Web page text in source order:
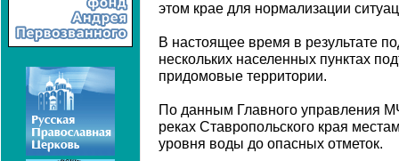
этом крае для нормализации
В настоящее время в результате
нескольких населенных пунктах
придомовые территории.
По данным Главного управления
реках Ставропольского края
уровня воды до опасных отметок.